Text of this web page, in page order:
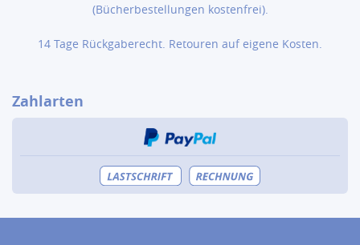
(Bücher­bestellungen kostenfrei).
14 Tage Rückgaberecht. Retouren auf eigene Kosten.
Zahlarten